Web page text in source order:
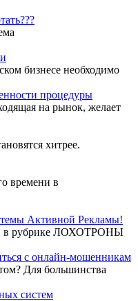
бизнесе необходимо
процедуры
на рынок, желает
хитрее.
времени в
Активной Рекламы!
в рубрике ЛОХОТРОНЫ
с онлайн-мошенникам
Для большинства
систем